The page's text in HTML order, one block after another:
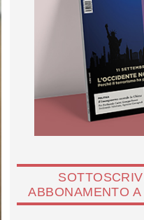
ABBONAMENTO